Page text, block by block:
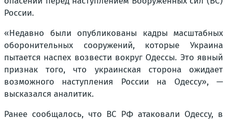
России.
«Недавно были опубликованы кадры масштабных
оборонительных сооружений, которые Украина
пытается наспех возвести вокруг Одессы. Это явный
признак того, что украинская сторона ожидает
возможного наступления России на Одессу», —
высказался аналитик.
Ранее сообщалось, что ВС РФ атаковали Одессу, в